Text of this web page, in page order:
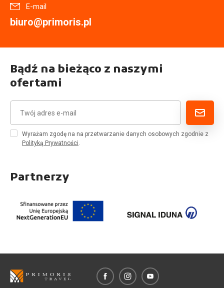
E-mail
biuro@primoris.pl
Bądź na bieżąco z naszymi
ofertami
Wyrażam zgodę na na przetwarzanie danych osobowych zgodnie z
Polityką Prywatności.
Partnerzy